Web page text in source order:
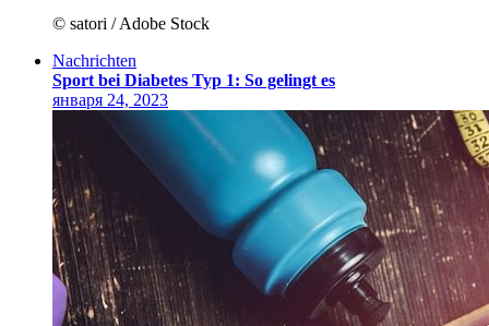
© satori / Adobe Stock
Nachrichten
Sport bei Diabetes Typ 1: So gelingt es
января 24, 2023